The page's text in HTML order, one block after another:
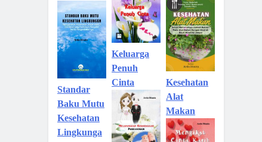
Standar
Baku Mutu
Kesehatan
Lingkunga
Keluarga
Penuh
Cinta
Kesehatan
Alat
Makan